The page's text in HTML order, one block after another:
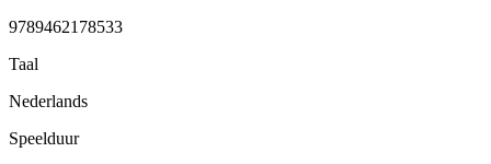
9789462178533
Taal
Nederlands
Speelduur